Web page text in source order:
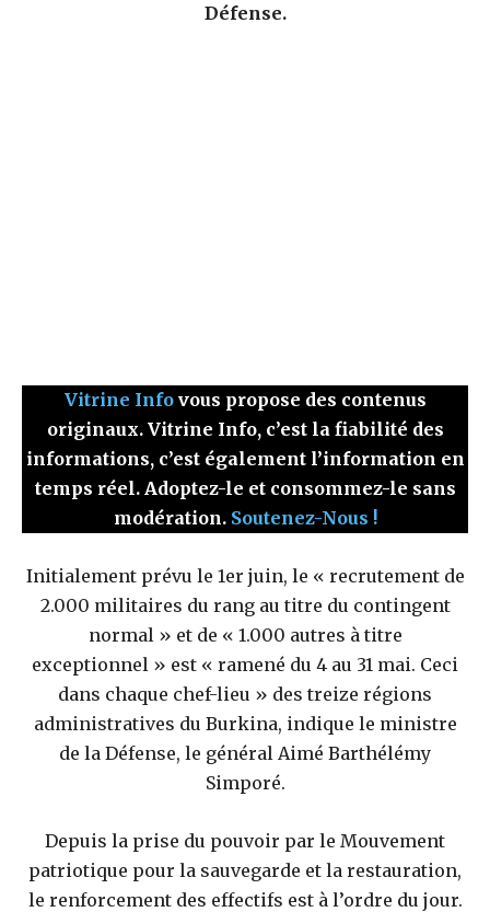
Défense.
Vitrine Infovous propose des contenus
originaux. Vitrine Info, c’est la fiabilité des
informations, c’est également l’information en
temps réel. Adoptez-le et consommez-le sans
modération. Soutenez-Nous !
Initialement prévu le 1er juin, le « recrutement de
2.000 militaires du rang au titre du contingent
normal » et de « 1.000 autres à titre
exceptionnel » est « ramené du 4 au 31 mai. Ceci
dans chaque chef-lieu » des treize régions
administratives du Burkina, indique le ministre
de la Défense, le général Aimé Barthélémy
Simporé.
Depuis la prise du pouvoir par le Mouvement
patriotique pour la sauvegarde et la restauration,
le renforcement des effectifs est à l’ordre du jour.